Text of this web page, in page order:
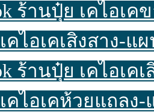
ร้านปุ๋ย เคไอเ
คไอเคเสิงสาง-แ
ร้านปุ๋ย เคไอเ
คไอเคห้วยแถลง